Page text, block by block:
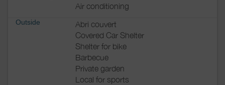
Air conditioning
Outside
Abri couvert
Covered Car Shelter
Shelter for bike
Barbecue
Private garden
Local for sports